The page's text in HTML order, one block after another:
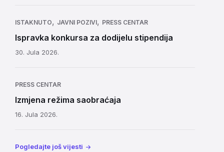
ISTAKNUTO, JAVNI POZIVI, PRESS CENTAR
Ispravka konkursa za dodijelu stipendija
30. Jula 2026.
PRESS CENTAR
Izmjena režima saobraćaja
16. Jula 2026.
Pogledajte još vijesti